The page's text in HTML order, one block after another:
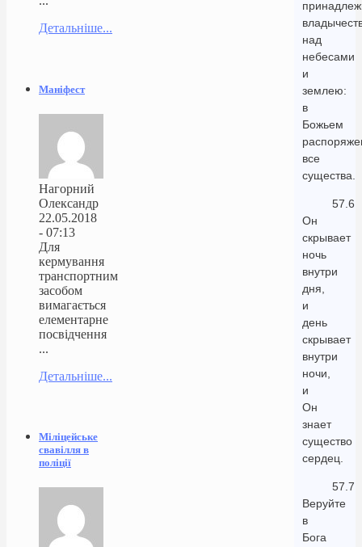
над
небесами
и
землею:
в
Божьем
все
существа.
57.6
Он
скрывает
ночь
внутри
дня,
и
день
скрывает
внутри
ночи,
и
Он
знает
существо
сердец.
57.7
Веруйте
в
Бога
Детальніше...
Маніфест
Нагорний
Олександр
22.05.2018
- 07:13
Для
кермування
транспортним
засобом
вимагається
елементарне
посвідчення
...
Детальніше...
Міліцейське
свавілля в
поліції